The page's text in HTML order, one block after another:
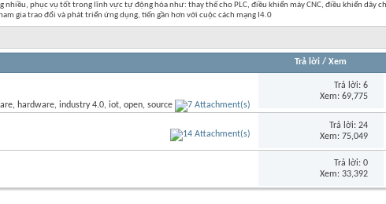
phục vụ tốt trong lĩnh vực tự động hóa như: thay thế cho PLC, điều khiển máy CNC, điều khiển
gia trao đổi và phát triển ứng dụng, tiến gần hơn với cuộc cách mạng I4.0
Trả lời/ Xem
Trả lời: 6
Xem: 69,775
Trả lời: 24
Xem: 75,049
Trả lời: 0
Xem: 33,392